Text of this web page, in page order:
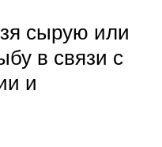
сырую или
в связи с
и